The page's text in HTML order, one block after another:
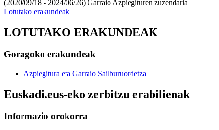
(2020/09/18 - 2024/06/26) Garraio Azpiegituren zuzendaria
Lotutako erakundeak
LOTUTAKO ERAKUNDEAK
Goragoko erakundeak
Azpiegitura eta Garraio Sailburuordetza
Euskadi.eus-eko zerbitzu erabilienak
Informazio orokorra